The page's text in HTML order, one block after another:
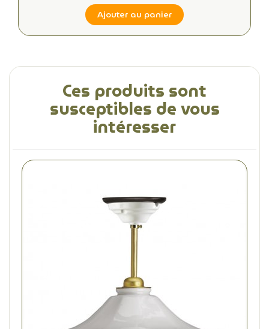
Ajouter au panier
Ces produits sont
susceptibles de vous
intéresser